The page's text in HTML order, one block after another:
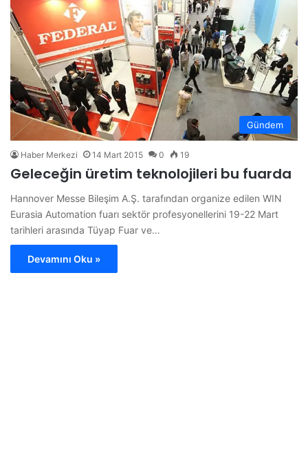
Gündem
Haber Merkezi 14 Mart 2015 0 19
Geleceğin üretim teknolojileri bu fuarda
Hannover Messe Bileşim A.Ş. tarafından organize edilen WIN
Eurasia Automation fuarı sektör profesyonellerini 19-22 Mart
tarihleri arasında Tüyap Fuar ve…
Devamını Oku »